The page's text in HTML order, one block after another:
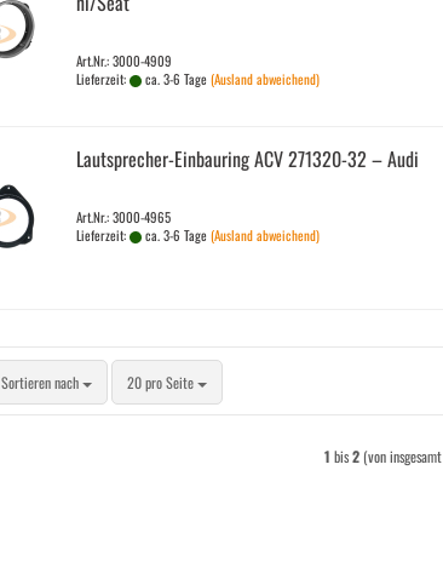
Art.Nr.: 3000-4909
Lieferzeit:
ca. 3-6 Tage(Ausland abweichend)
Lautsprecher-​​Ein­bau­ring ACV 271320-​​32 – Audi
Art.Nr.: 3000-4965
Lieferzeit:
ca. 3-6 Tage(Ausland abweichend)
Sortieren nach
Sortieren nach 20 pro Seite
pro Seite
1 bis2 (von insgesamt